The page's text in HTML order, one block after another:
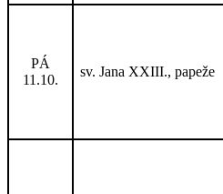
PÁ
11.10.
sv. Jana XXIII., papeže